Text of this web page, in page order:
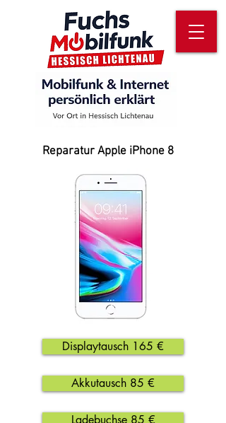
Reparatur Apple iPhone 8
Displaytausch 165 €
Akkutausch 85 €
Ladebuchse 85 €